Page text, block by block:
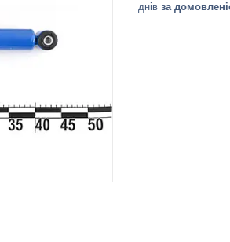
днів за